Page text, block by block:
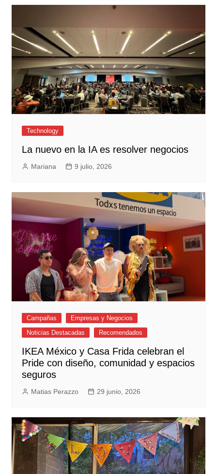
Technology
La nuevo en la IA es resolver negocios
Mariana 9 julio, 2026
Campañas
Empresas y Negocios
Noticias Destacadas
Recomendados
IKEA México y Casa Frida celebran el
Pride con diseño, comunidad y espacios
seguros
Matias Perazzo 29 junio, 2026